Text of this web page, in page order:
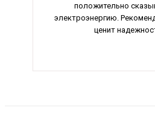
положительно
электроэнергию.
ценит